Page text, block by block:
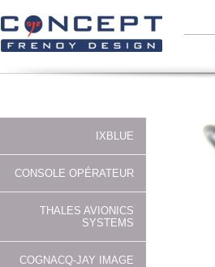
IXBLUE
CONSOLE OPÉRATEUR
THALES AVIONICS
SYSTEMS
COGNACQ-JAY IMAGE